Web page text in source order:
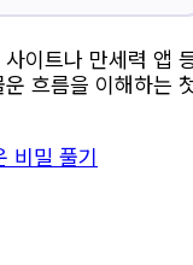
이트나 만세력 앱
흐름을 이해하는
비밀 풀기